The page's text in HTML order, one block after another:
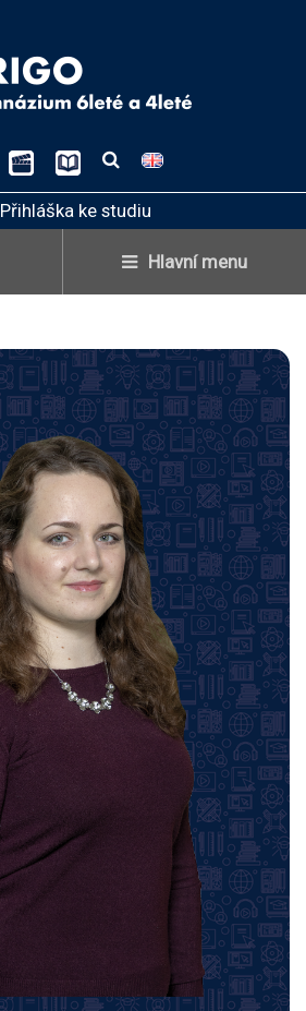
Vyhledávání
Přihláška ke studiu
Hlavní menu